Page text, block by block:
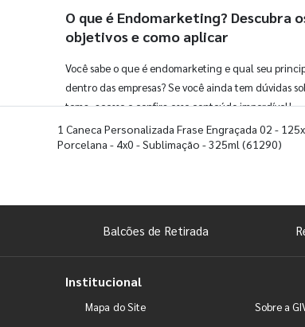
O que é Endomarketing? Descubra
objetivos e como aplicar
Você sabe o que é endomarketing e qual seu
dentro das empresas? Se você ainda tem dúvidas
tema, acesse e confira esse conteúdo imperdível!
1 Caneca Personalizada Frase Engraçada 02 -
Porcelana - 4x0 - Sublimação - 325ml (61290)
Balcões de Retirada
Institucional
Mapa do Site Sobre a